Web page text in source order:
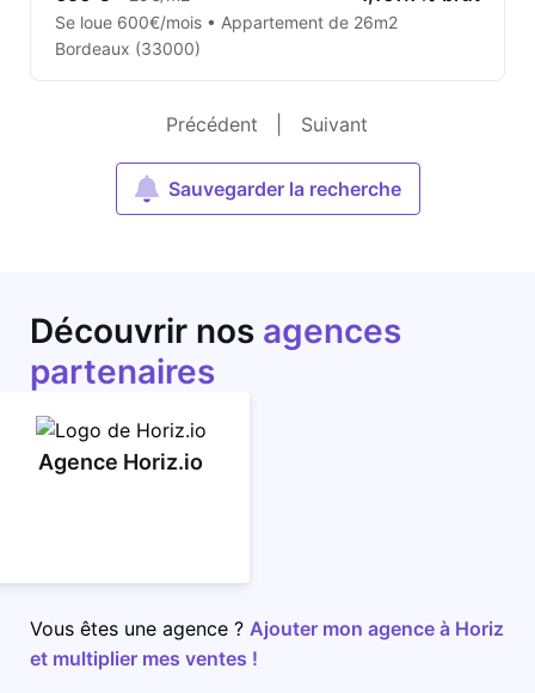
Se loue 600€/mois • Appartement de 26m2
Bordeaux (33000)
Précédent Suivant
Sauvegarder la recherche
Découvrir nos agences
partenaires
Agence Horiz.io
Vous êtes une agence ? Ajouter mon agence à Horiz
et multiplier mes ventes !